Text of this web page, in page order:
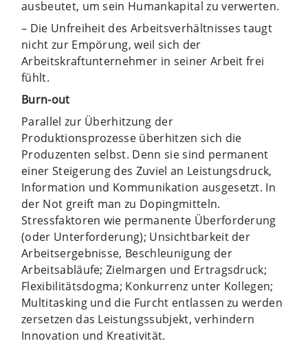
ausbeutet, um sein Humankapital zu verwerten.
– Die Unfreiheit des Arbeitsverhältnisses taugt
nicht zur Empörung, weil sich der
Arbeitskraftunternehmer in seiner Arbeit frei
fühlt.
Burn-out
Parallel zur Überhitzung der
Produktionsprozesse überhitzen sich die
Produzenten selbst. Denn sie sind permanent
einer Steigerung des Zuviel an Leistungsdruck,
Information und Kommunikation ausgesetzt. In
der Not greift man zu Dopingmitteln.
Stressfaktoren wie permanente Überforderung
(oder Unterforderung); Unsichtbarkeit der
Arbeitsergebnisse, Beschleunigung der
Arbeitsabläufe; Zielmargen und Ertragsdruck;
Flexibilitätsdogma; Konkurrenz unter Kollegen;
Multitasking und die Furcht entlassen zu werden
zersetzen das Leistungssubjekt, verhindern
Innovation und Kreativität.